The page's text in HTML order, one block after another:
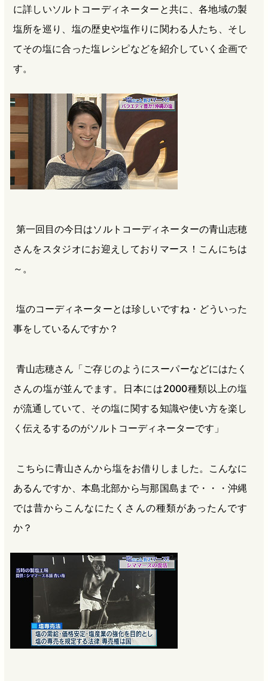
o
k
s
に詳しいソルトコーディネーターと共に、各地域の製
塩所を巡り、塩の歴史や塩作りに関わる人たち、そし
てその塩に合った塩レシピなどを紹介していく企画で
す。
第一回目の今日はソルトコーディネーターの青山志穂
さんをスタジオにお迎えしておりマース！こんにちは
～。
塩のコーディネーターとは珍しいですね・どういった
事をしているんですか？
青山志穂さん「ご存じのようにスーパーなどにはたく
さんの塩が並んでます。日本には2000種類以上の塩
が流通していて、その塩に関する知識や使い方を楽し
く伝えるするのがソルトコーディネーターです」
こちらに青山さんから塩をお借りしました。こんなに
あるんですか、本島北部から与那国島まで・・・沖縄
では昔からこんなにたくさんの種類があったんです
か？